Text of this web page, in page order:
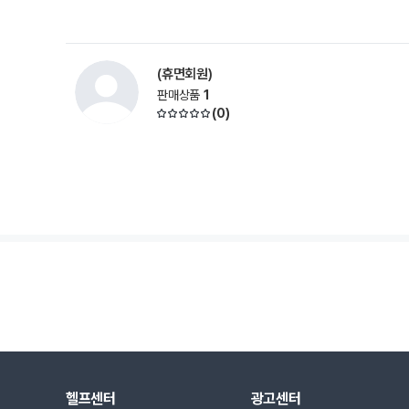
(휴면회원)
판매상품 1
(0)
헬프센터 광고센터